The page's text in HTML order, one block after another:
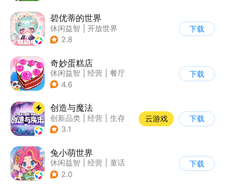
碧优蒂的世界
休闲益智
开放世界
| Q版
2.8
下载
奇妙蛋糕店
休闲益智 经营
餐厅
| 宝宝巴士
4.6
下载
创造与魔法
创新品类 经营
生存
| 开放世界
3.1
云游戏 下载
兔小萌世界
休闲益智 经营
童话
| 捏脸
2.0
下载